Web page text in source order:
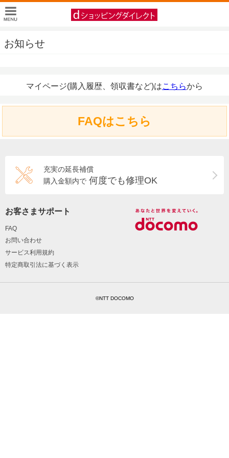
お知らせ
マイページ(購入履歴、領収書など)はこちらから
FAQはこちら
充実の延長補償
購入金額内で 何度でも修理OK
お客さまサポート
FAQ
お問い合わせ
サービス利用規約
特定商取引法に基づく表示
©NTT DOCOMO